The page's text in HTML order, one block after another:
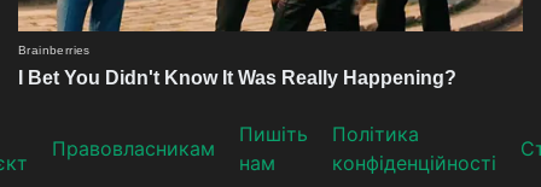
Прaвoвлaсникaм
Пишіть
нам
Політика
конфіденційності